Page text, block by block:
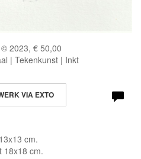
2023, € 50,00
| Tekenkunst | Inkt
VIA EXTO
cm.
18x18 cm.